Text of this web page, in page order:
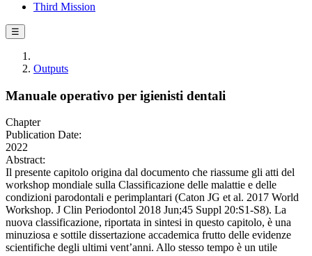
Third Mission
☰
Outputs
Manuale operativo per igienisti dentali
Chapter
Publication Date:
2022
Abstract:
Il presente capitolo origina dal documento che riassume gli atti del
workshop mondiale sulla Classificazione delle malattie e delle
condizioni parodontali e perimplantari (Caton JG et al. 2017 World
Workshop. J Clin Periodontol 2018 Jun;45 Suppl 20:S1-S8). La
nuova classificazione, riportata in sintesi in questo capitolo, è una
minuziosa e sottile dissertazione accademica frutto delle evidenze
scientifiche degli ultimi vent’anni. Allo stesso tempo è un utile